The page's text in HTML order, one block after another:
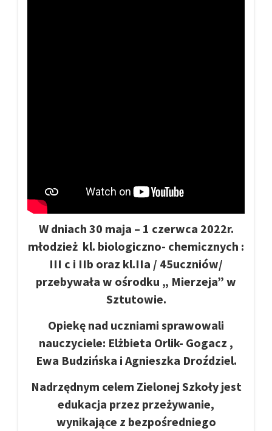
W dniach 30 maja – 1 czerwca 2022r.
młodzież kl. biologiczno- chemicznych :
III c i IIb oraz kl.IIa / 45uczniów/
przebywała w ośrodku „ Mierzeja” w
Sztutowie.
Opiekę nad uczniami sprawowali
nauczyciele: Elżbieta Orlik- Gogacz ,
Ewa Budzińska i Agnieszka Droździel.
Nadrzędnym celem Zielonej Szkoły jest
edukacja przez przeżywanie,
wynikające z bezpośredniego